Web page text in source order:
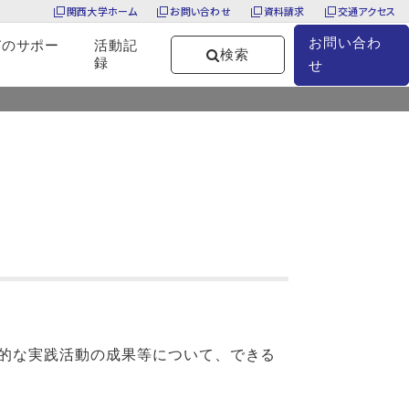
関西大学ホーム お問い合わせ 資料請求 交通アクセス
サポー
活動記
録
検索
お問い合わ
せ
な実践活動の成果等について、できる